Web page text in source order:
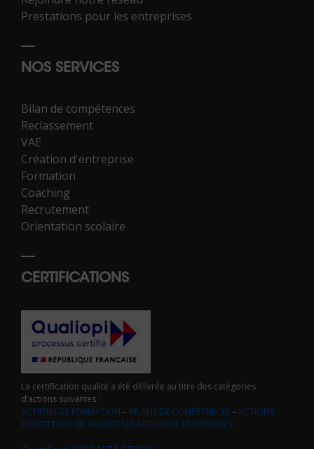
Prestations pour les entreprises
NOS SERVICES
Bilan de compétences
Reclassement
VAE
Création d'entreprise
Formation
Coaching
Recrutement
Orientation scolaire
CERTIFICATIONS
La certification qualité a été délivrée au titre des catégories
d’actions suivantes :
ACTIONS DE FORMATION – BILANS DE COMPÉTENCES–ACTIONS
PERMETTANT DE VALIDER LES ACQUIS DE L’EXPÉRIENCE